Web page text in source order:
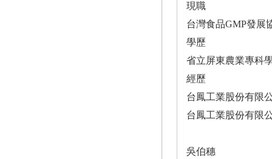
現職
台灣食品GMP發展
學歷
省立屏東農業專科
經歷
台鳳工業股份有限
台鳳工業股份有限
吳伯穗